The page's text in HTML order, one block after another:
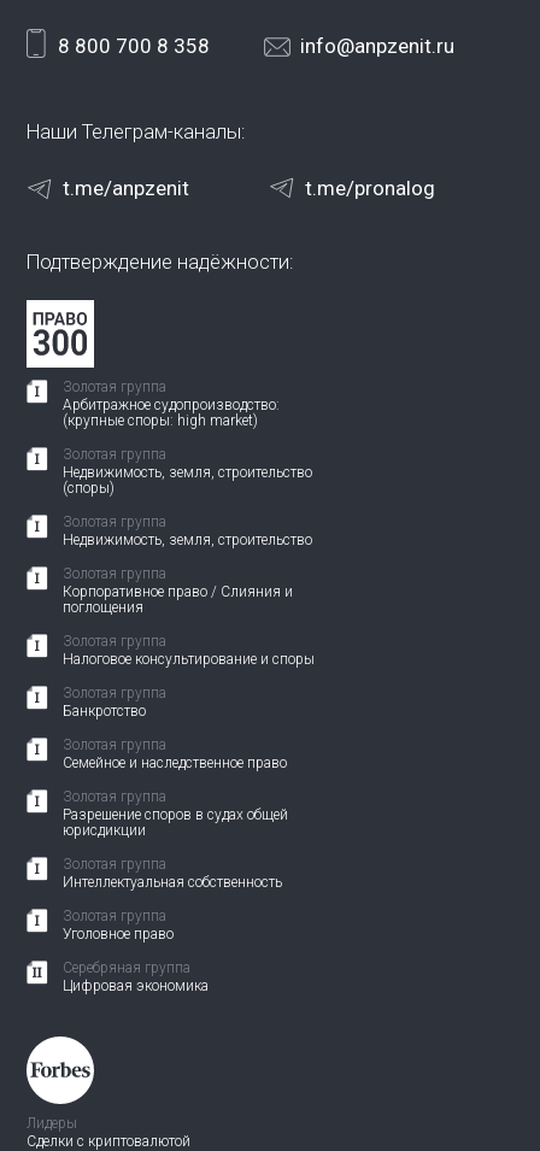
8 800 700 8 358 info@anpzenit.ru
Наши Телеграм-каналы:
t.me/anpzenit t.me/pronalog
Подтверждение надёжности:
Золотая группа
Арбитражное судопроизводство:
(крупные споры: high market)
Золотая группа
Недвижимость, земля, строительство
(споры)
Золотая группа
Недвижимость, земля, строительство
Золотая группа
Корпоративное право / Слияния и
поглощения
Золотая группа
Налоговое консультирование и споры
Золотая группа
Банкротство
Золотая группа
Семейное и наследственное право
Золотая группа
Разрешение споров в судах общей
юрисдикции
Золотая группа
Интеллектуальная собственность
Золотая группа
Уголовное право
Серебряная группа
Цифровая экономика
Лидеры
Сделки с криптовалютой